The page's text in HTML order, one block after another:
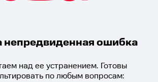
непредвиденная ошибка
над ее устранением. Готовы
по любым вопросам: